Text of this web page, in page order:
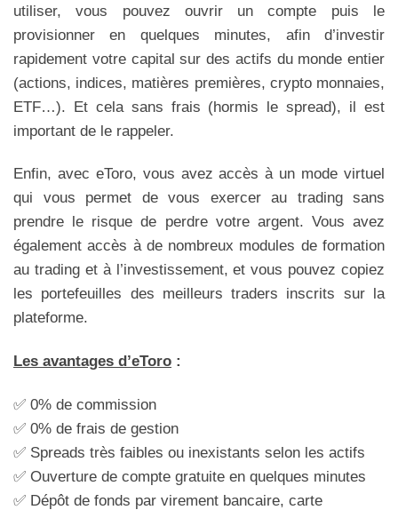
utiliser, vous pouvez ouvrir un compte puis le
provisionner en quelques minutes, afin d’investir
rapidement votre capital sur des actifs du monde entier
(actions, indices, matières premières, crypto monnaies,
ETF…). Et cela sans frais (hormis le spread), il est
important de le rappeler.
Enfin, avec eToro, vous avez accès à un mode virtuel
qui vous permet de vous exercer au trading sans
prendre le risque de perdre votre argent. Vous avez
également accès à de nombreux modules de formation
au trading et à l’investissement, et vous pouvez copiez
les portefeuilles des meilleurs traders inscrits sur la
plateforme.
Les avantages d’eToro :
✅ 0% de commission
✅ 0% de frais de gestion
✅ Spreads très faibles ou inexistants selon les actifs
✅ Ouverture de compte gratuite en quelques minutes
✅ Dépôt de fonds par virement bancaire, carte